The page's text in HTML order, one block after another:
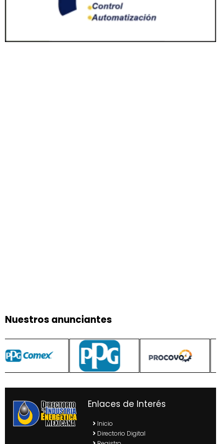
Nuestros anunciantes
Enlaces de Interés
Inicio
Directorio Digital